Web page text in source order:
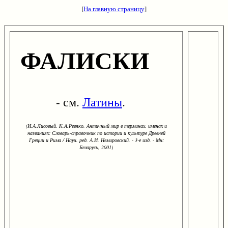
[На главную страницу]
ФАЛИСКИ
- см. Латины.
(И.А.Лисовый, К.А.Ревяко. Античный мир в терминах, именах и
названиях: Словарь-справочник по истории и культуре Древней
Греции и Рима / Науч. ред. А.И. Немировский. - 3-е изд. - Мн:
Беларусь, 2001)